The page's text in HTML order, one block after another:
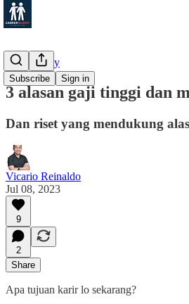
Subscribe Sign in
Productivity
3 alasan gaji tinggi dan
Dan riset yang mendukung
Vicario Reinaldo
Jul 08, 2023
9
2
Share
Apa tujuan karir lo sekarang?